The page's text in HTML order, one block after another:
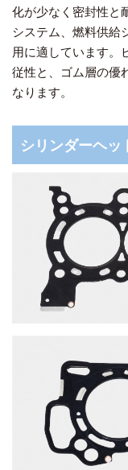
化が少なく密封性と
システム、燃料供給
用に適しています。
従性と、ゴム層の優
なります。
シリンダーヘッ